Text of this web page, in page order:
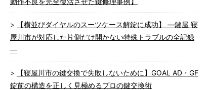
【横並びダイヤルのスーツケース解錠に成功】 ―鍵屋 寝
屋川市が対応した片側だけ開かない特殊トラブルの全記録
―
【寝屋川市の鍵交換で失敗しないために】GOAL AD・GF
錠前の構造を正しく見極めるプロの鍵交換術